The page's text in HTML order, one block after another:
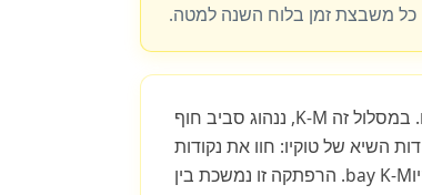
כל משבצת זמן בלוח השנה למטה.
כחצי שעה עד שעתיים. במסלול זה K-M, ננהוג סביב חוף
השיא של טוקיו: חוו את נקודות
השיא של טוקיו בסיור טוקיוbay K-M. הרפתקה זו נמשכת בין